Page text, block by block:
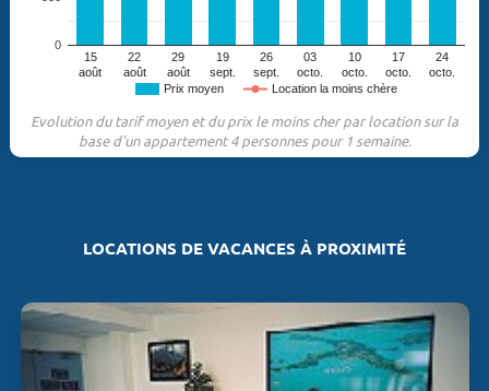
Prix moyen Location la moins chère
15
août
22
août
29
août
19
sept.
26
sept.
03
octo.
10
octo.
17
octo.
24
octo.
0
Evolution du tarif moyen et du prix le moins cher par location sur la
base d'un appartement 4 personnes pour 1 semaine.
LOCATIONS DE VACANCES À PROXIMITÉ